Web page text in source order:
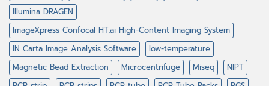
Illumina DRAGEN
ImageXpress Confocal HT.ai High-Content Imaging System
IN Carta Image Analysis Software
low-temperature
Magnetic Bead Extraction
Microcentrifuge Miseq
NIPT